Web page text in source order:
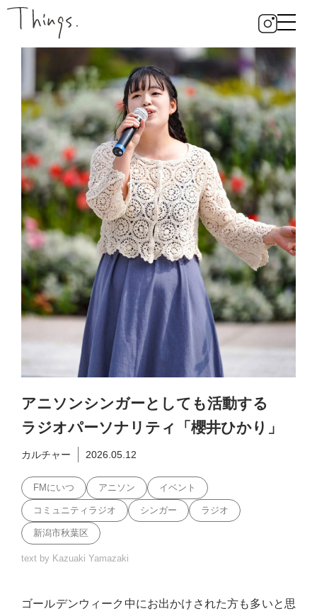
アニソンシンガーとしても活動する
ラジオパーソナリティ「櫻井ひかり」
カルチャー 2026.05.12
FMにいつ アニソン イベント
コミュニティラジオ シンガー ラジオ
新潟市秋葉区
text by Kazuaki Yamazaki
ゴールデンウィーク中にお出かけされた方も多いと思